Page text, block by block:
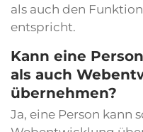
als auch den
entspricht.
Kann eine
als auch
übernehmen?
Ja, eine Person kann